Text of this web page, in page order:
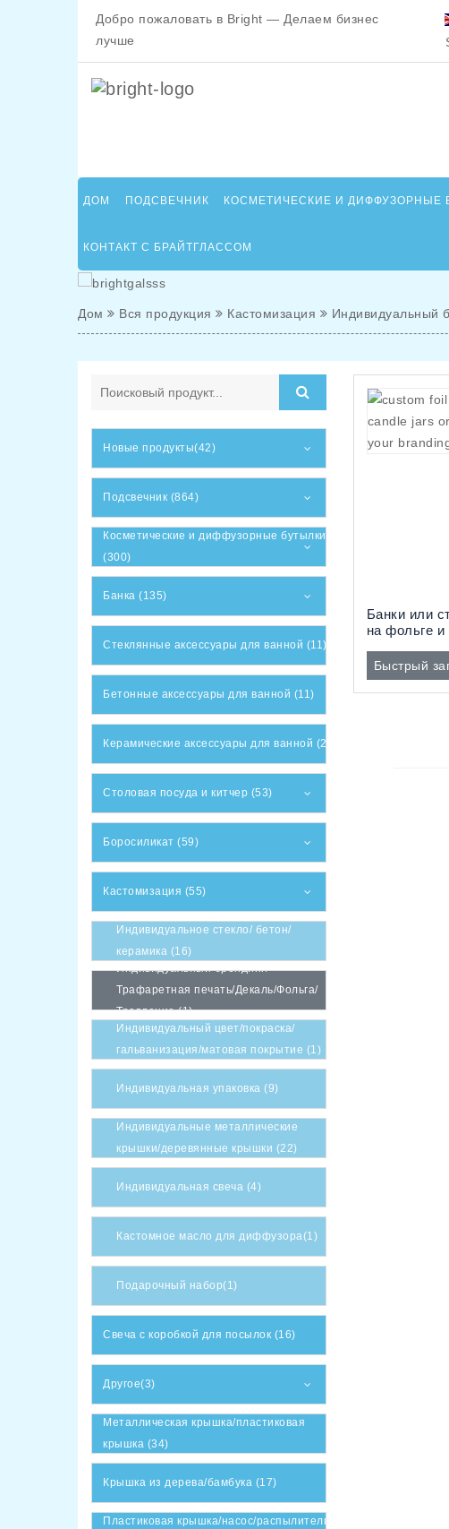
Добро пожаловать в Bright — Делаем бизнес
лучше
ДОМ ПОДСВЕЧНИК КОСМЕТИЧЕСКИЕ И ДИФФУЗОРНЫЕ
КОНТАКТ С БРАЙТГЛАССОМ
Дом Вся продукция Кастомизация Индивидуальный
Новые продукты(42)
Подсвечник (864)
Косметические и диффузорные бутылки
(300)
Банка (135)
Стеклянные аксессуары для ванной (11)
Бетонные аксессуары для ванной (11)
Керамические аксессуары для ванной (2)
Столовая посуда и китчер (53)
Боросиликат (59)
Кастомизация (55)
Индивидуальное стекло/ бетон/
керамика (16)
Индивидуальный брендинг/
Трафаретная печать/Декаль/Фольга/
Травление (1)
Индивидуальный цвет/покраска/
гальванизация/матовая покрытие (1)
Индивидуальная упаковка (9)
Индивидуальные металлические
крышки/деревянные крышки (22)
Индивидуальная свеча (4)
Кастомное масло для диффузора(1)
Подарочный набор(1)
Свеча с коробкой для посылок (16)
Другое(3)
Металлическая крышка/пластиковая
крышка (34)
Крышка из дерева/бамбука (17)
Пластиковая крышка/насос/распылитель
Банки или
на фольге и
Быстрый